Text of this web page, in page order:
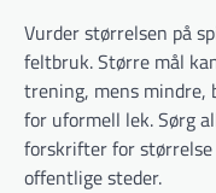
Vurder størrelsen på
feltbruk. Større mål
trening, mens
for uformell lek. Sørg
forskrifter for
offentlige steder.